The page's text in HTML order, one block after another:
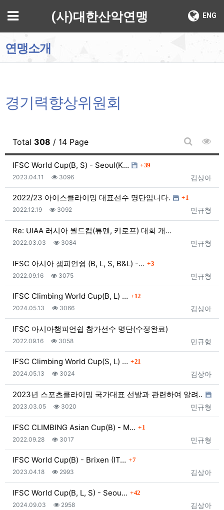
메뉴 ENG
(사)대한산악연맹
연맹소개
경기력향상위원회
Total 308 / 14 Page
게시판 검
조
IFSC World Cup(B, S) - Seoul(K… 댓글
39
등록자
김상아
등록일
2023.04.11 조회
3096
2022/23 아이스클라이밍 대표선수 명단입니다. 댓글
1
등록자
민규형
등록일
2022.12.19 조회
3092
Re: UIAA 러시아 월드컵(튜멘, 키로프) 대회 개…
등록자
민규형
등록일
2022.03.03 조회
3084
IFSC 아시아 챔피언쉽 (B, L, S, B&L) -… 댓글
3
등록자
민규형
등록일
2022.09.16 조회
3075
IFSC Climbing World Cup(B, L) … 댓글
12
등록자
김상아
등록일
2024.05.13 조회
3066
IFSC 아시아챔피언쉽 참가선수 명단(수정완료)
등록자
민규형
등록일
2022.09.16 조회
3058
IFSC Climbing World Cup(S, L) … 댓글
21
등록자
김상아
등록일
2024.05.13 조회
3024
2023년 스포츠클라이밍 국가대표 선발과 관련하여 알려…
등록자
민규형
등록일
2023.03.05 조회
3020
IFSC CLIMBING Asian Cup(B) - M… 댓글
1
등록자
민규형
등록일
2022.09.28 조회
3017
IFSC World Cup(B) - Brixen (IT… 댓글
7
등록자
김상아
등록일
2023.04.18 조회
2993
IFSC World Cup(B, L, S) - Seou… 댓글
42
등록자
김상아
등록일
2024.09.03 조회
2958